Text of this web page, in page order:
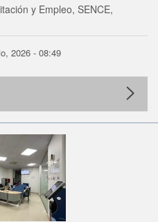
y Empleo, SENCE,
2026 - 08:49